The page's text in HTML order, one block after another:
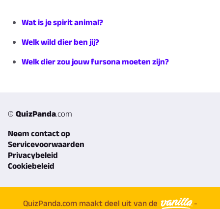
Wat is je spirit animal?
Welk wild dier ben jij?
Welk dier zou jouw fursona moeten zijn?
© QuizPanda.com
Neem contact op
Servicevoorwaarden
Privacybeleid
Cookiebeleid
QuizPanda.com maakt deel uit van de -